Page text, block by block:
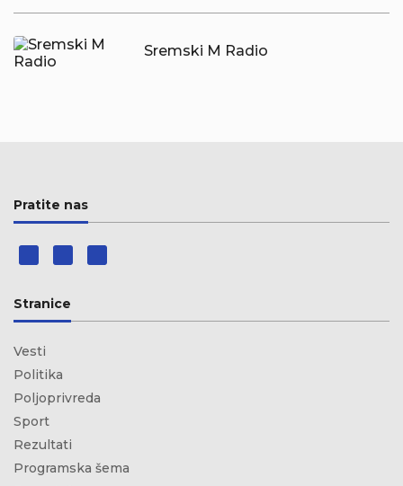
Sremski M Radio
Pratite nas
Stranice
Vesti
Politika
Poljoprivreda
Sport
Rezultati
Programska šema